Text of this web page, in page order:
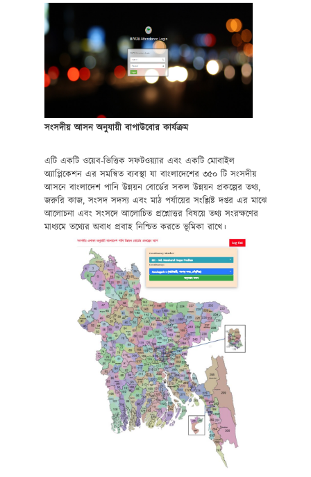
সংসদীয় আসন অনুযায়ী বাপাউবোর কার্যক্রম
এটি একটি ওয়েব-ভিত্তিক সফটওয়্যার এবং একটি মোবাইল
অ্যাপ্লিকেশন এর সমন্বিত ব্যবস্থা যা বাংলাদেশের ৩৫০ টি সংসদীয়
আসনে বাংলাদেশ পানি উন্নয়ন বোর্ডের সকল উন্নয়ন প্রকল্পের তথ্য,
জরুরি কাজ, সংসদ সদস্য এবং মাঠ পর্যায়ের সংশ্লিষ্ট দপ্তর এর মাঝে
আলোচনা এবং সংসদে আলোচিত প্রশ্নোত্তর বিষয়ে তথ্য সংরক্ষণের
মাধ্যমে তথ্যের অবাধ প্রবাহ নিশ্চিত করতে ভূমিকা রাখে।